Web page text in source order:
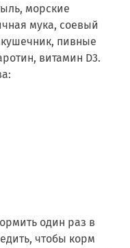
морские
мука, соевый
пивные
витамин D3.
один раз в
чтобы корм